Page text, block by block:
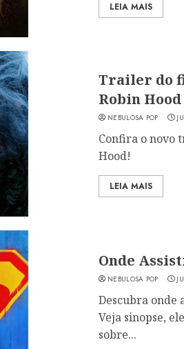
LEIA MAIS
Trailer do
Robin Hood
NEBULOSA POP
Confira o novo
Hood!
LEIA MAIS
Onde
NEBULOSA POP
Descubra onde
Veja sinopse,
sobre...